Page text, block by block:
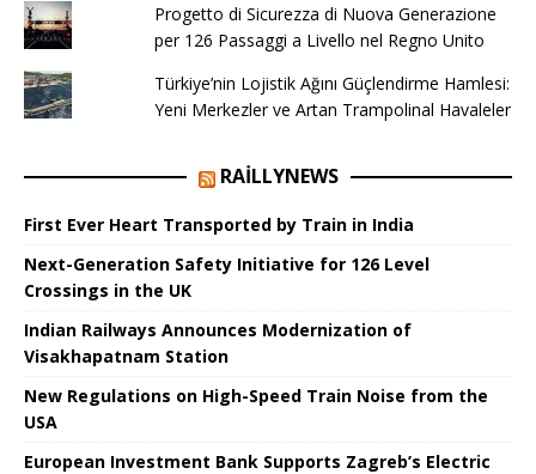
Progetto di Sicurezza di Nuova Generazione
per 126 Passaggi a Livello nel Regno Unito
Türkiye’nin Lojistik Ağını Güçlendirme Hamlesi:
Yeni Merkezler ve Artan Trampolinal Havaleler
RAILLYNEWS
First Ever Heart Transported by Train in India
Next-Generation Safety Initiative for 126 Level
Crossings in the UK
Indian Railways Announces Modernization of
Visakhapatnam Station
New Regulations on High-Speed ​​Train Noise from the
USA
European Investment Bank Supports Zagreb’s Electric